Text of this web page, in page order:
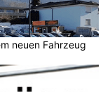
neuen Fahrzeug